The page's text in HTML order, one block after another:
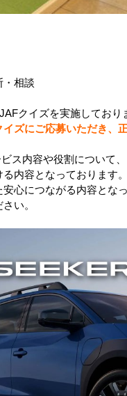
相談
クイズを実施しており
ズにご応募いただき、
ス内容や役割について、
内容となっております。
心につながる内容とな
い。